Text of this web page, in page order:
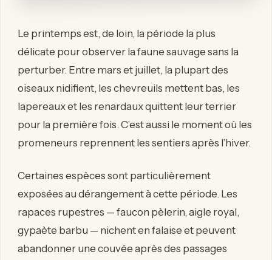
Le printemps est, de loin, la période la plus
délicate pour observer la faune sauvage sans la
perturber. Entre mars et juillet, la plupart des
oiseaux nidifient, les chevreuils mettent bas, les
lapereaux et les renardaux quittent leur terrier
pour la première fois. C’est aussi le moment où les
promeneurs reprennent les sentiers après l’hiver.
Certaines espèces sont particulièrement
exposées au dérangement à cette période. Les
rapaces rupestres — faucon pèlerin, aigle royal,
gypaète barbu — nichent en falaise et peuvent
abandonner une couvée après des passages